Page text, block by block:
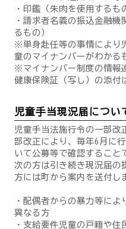
・印鑑（朱肉を使用するも
・請求者名義の振込金融
るもの）
※単身赴任等の事情により
童のマイナンバーがわかる
※マイナンバー制度の情報
健康保険証（写し）の添付
児童手当現況届につい
児童手当法施行令の一部改
部改正により、毎年6月に
いて公募等で確認すること
次の方は引き続き現況届の
方には町から案内を送付し
・配偶者からの暴力等に
異なる方
・支給要件児童の戸籍や住